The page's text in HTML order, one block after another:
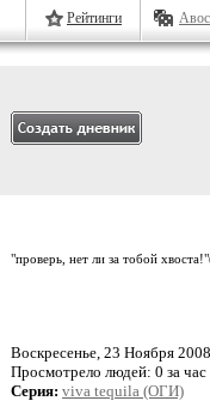
Рейтинги
"проверь, нет ли за тобой
Воскресенье, 23 Ноября
Просмотрело людей: 0 за
Серия: viva tequila (ОГИ)